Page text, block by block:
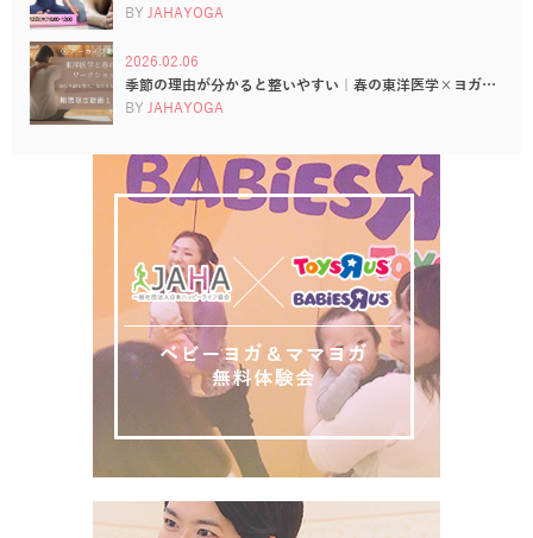
BY JAHAYOGA
2026.02.06
季節の理由が分かると整いやすい｜春の東洋医学×ヨガ…
BY JAHAYOGA